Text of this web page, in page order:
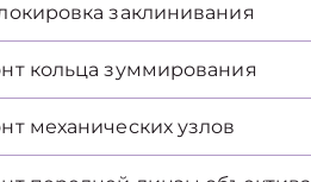
заклинивания
кольца зуммирования
механических узлов